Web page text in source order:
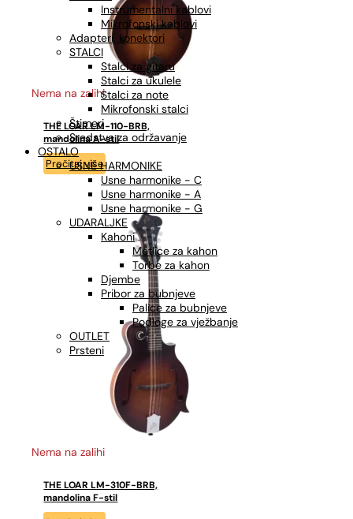
Instrumentalni kablovi
Mikrofonski kablovi
Adapteri, konektori
STALCI
Stalci za gitaru
Stalci za ukulele
Stalci za note
Mikrofonski stalci
Štimeri
Sredstva za održavanje
OSTALO
USNE HARMONIKE
Usne harmonike - C
Usne harmonike - A
Usne harmonike - G
UDARALJKE
Kahoni
Metlice za kahon
Torbe za kahon
Djembe
Pribor za bubnjeve
Palice za bubnjeve
Podloge za vježbanje
OUTLET
Prsteni
Nema na zalihi
THE LOAR LM-110-BRB,
mandolina A-stil
Pročitaj više
Nema na zalihi
THE LOAR LM-310F-BRB,
mandolina F-stil